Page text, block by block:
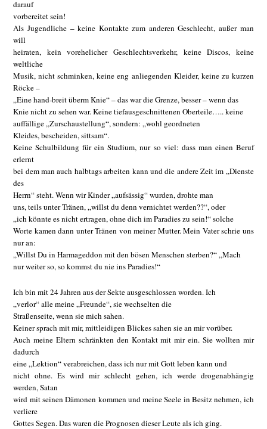
darauf
vorbereitet sein!
Als Jugendliche – keine Kontakte zum anderen Geschlecht, außer man
will
heiraten, kein vorehelicher Geschlechtsverkehr, keine Discos, keine
weltliche
Musik, nicht schminken, keine eng anliegenden Kleider, keine zu kurzen
Röcke –
„Eine hand-breit überm Knie“ – das war die Grenze, besser – wenn das
Knie nicht zu sehen war. Keine tiefausgeschnittenen Oberteile….. keine
auffällige „Zurschaustellung“, sondern: „wohl geordneten
Kleides, bescheiden, sittsam“.
Keine Schulbildung für ein Studium, nur so viel: dass man einen Beruf
erlernt
bei dem man auch halbtags arbeiten kann und die andere Zeit im „Dienste
des
Herrn“ steht. Wenn wir Kinder „aufsässig“ wurden, drohte man
uns, teils unter Tränen, „willst du denn vernichtet werden??“, oder
„ich könnte es nicht ertragen, ohne dich im Paradies zu sein!“ solche
Worte kamen dann unter Tränen von meiner Mutter. Mein Vater schrie uns
nur an:
„Willst Du in Harmageddon mit den bösen Menschen sterben?“ „Mach
nur weiter so, so kommst du nie ins Paradies!“
Ich bin mit 24 Jahren aus der Sekte ausgeschlossen worden. Ich
„verlor“ alle meine „Freunde“, sie wechselten die
Straßenseite, wenn sie mich sahen.
Keiner sprach mit mir, mittleidigen Blickes sahen sie an mir vorüber.
Auch meine Eltern schränkten den Kontakt mit mir ein. Sie wollten mir
dadurch
eine „Lektion“ verabreichen, dass ich nur mit Gott leben kann und
nicht ohne. Es wird mir schlecht gehen, ich werde drogenabhängig
werden, Satan
wird mit seinen Dämonen kommen und meine Seele in Besitz nehmen, ich
verliere
Gottes Segen. Das waren die Prognosen dieser Leute als ich ging.